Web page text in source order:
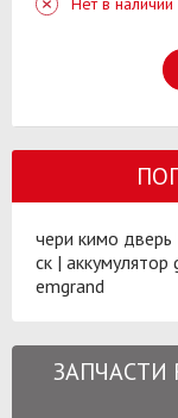
чери кимо дверь
ск | аккумулятор
emgrand
ЗАПЧАСТИ